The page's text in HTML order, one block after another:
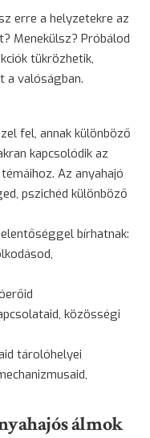
erre a helyzetekre az
Menekülsz? Próbálod
tükrözhetik,
a valóságban.
fel, annak különböző
kapcsolódik az
témáihoz. Az anyahajó
pszichéd különböző
bírhatnak:
közösségi
tárolóhelyei
álmok